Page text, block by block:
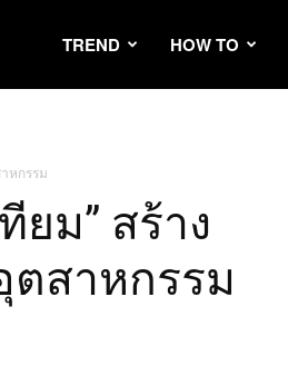
TREND HOW TO
หกรรม
ยม” สร้าง
ตสาหกรรม